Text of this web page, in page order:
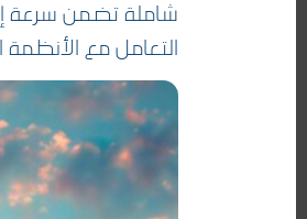
شاملة تضمن سرعة
التعامل مع